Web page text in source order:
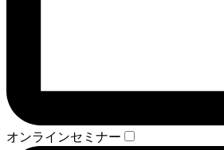
オンラインセミナー